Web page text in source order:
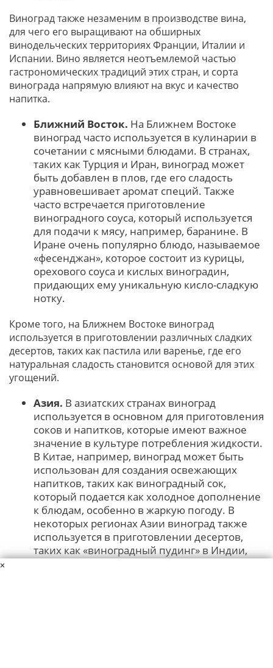
Виноград также незаменим в производстве вина,
для чего его выращивают на обширных
винодельческих территориях Франции, Италии и
Испании. Вино является неотъемлемой частью
гастрономических традиций этих стран, и сорта
винограда напрямую влияют на вкус и качество
напитка.
Ближний Восток. На Ближнем Востоке
виноград часто используется в кулинарии в
сочетании с мясными блюдами. В странах,
таких как Турция и Иран, виноград может
быть добавлен в плов, где его сладость
уравновешивает аромат специй. Также
часто встречается приготовление
виноградного соуса, который используется
для подачи к мясу, например, баранине. В
Иране очень популярно блюдо, называемое
«фесенджан», которое состоит из курицы,
орехового соуса и кислых виноградин,
придающих ему уникальную кисло-сладкую
нотку.
Кроме того, на Ближнем Востоке виноград
используется в приготовлении различных сладких
десертов, таких как пастила или варенье, где его
натуральная сладость становится основой для этих
угощений.
Азия. В азиатских странах виноград
используется в основном для приготовления
соков и напитков, которые имеют важное
значение в культуре потребления жидкости.
В Китае, например, виноград может быть
использован для создания освежающих
напитков, таких как виноградный сок,
который подается как холодное дополнение
к блюдам, особенно в жаркую погоду. В
некоторых регионах Азии виноград также
используется в приготовлении десертов,
таких как «виноградный пудинг» в Индии,
×